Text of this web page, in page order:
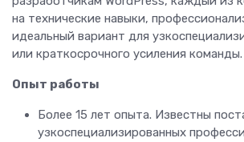
на технические навыки,
идеальный вариант для
или краткосрочного усиления команды.
Опыт работы
Более 15 лет опыта. Известны
узкоспециализированных